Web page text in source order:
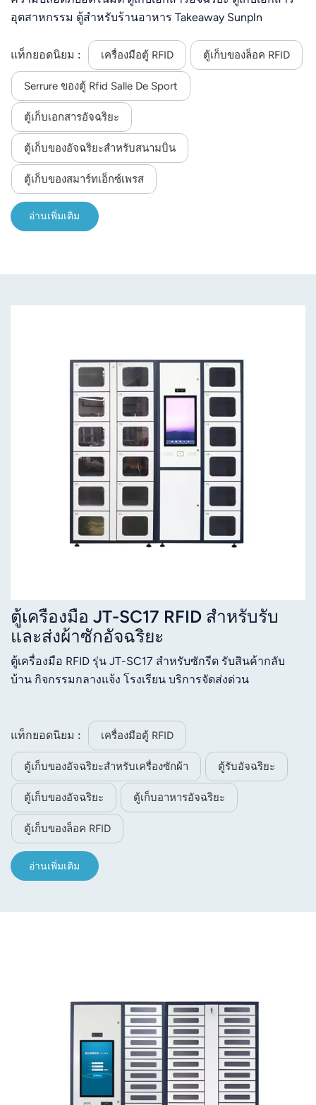
อุตสาหกรรม ตู้สำหรับร้านอาหาร Takeaway Sunpln
แท็กยอดนิยม : เครื่องมือตู้ RFID ตู้เก็บของล็อค RFID
Serrure ของตู้ Rfid Salle De Sport
ตู้เก็บเอกสารอัจฉริยะ
ตู้เก็บของอัจฉริยะสำหรับสนามบิน
ตู้เก็บของสมาร์ทเอ็กซ์เพรส
อ่านเพิ่มเติม
ตู้เครื่องมือ JT-SC17 RFID สำหรับรับ
และส่งผ้าซักอัจฉริยะ
ตู้เครื่องมือ RFID รุ่น JT-SC17 สำหรับซักรีด รับสินค้ากลับ
บ้าน กิจกรรมกลางแจ้ง โรงเรียน บริการจัดส่งด่วน
แท็กยอดนิยม : เครื่องมือตู้ RFID
ตู้เก็บของอัจฉริยะสำหรับเครื่องซักผ้า ตู้รับอัจฉริยะ
ตู้เก็บของอัจฉริยะ ตู้เก็บอาหารอัจฉริยะ
ตู้เก็บของล็อค RFID
อ่านเพิ่มเติม